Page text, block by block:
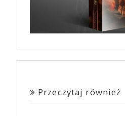
Przeczytaj również